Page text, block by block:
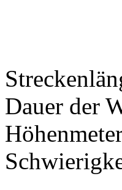
Dauer der